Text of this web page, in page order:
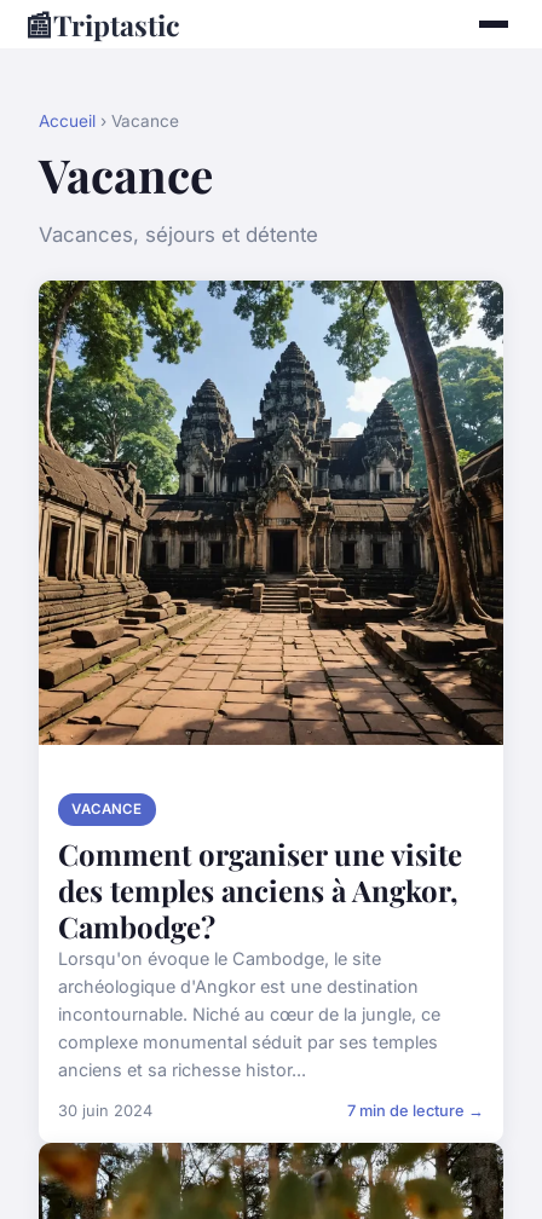
📰Triptastic
Accueil › Vacance
Vacance
Vacances, séjours et détente
VACANCE
Comment organiser une visite
des temples anciens à Angkor,
Cambodge?
Lorsqu'on évoque le Cambodge, le site
archéologique d'Angkor est une destination
incontournable. Niché au cœur de la jungle, ce
complexe monumental séduit par ses temples
anciens et sa richesse histor...
30 juin 2024 7 min de lecture →